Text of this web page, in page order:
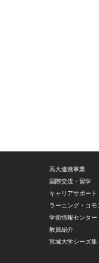
高大連携事業
国際交流・留学
キャリアサポート
ラーニング・コモ
学術情報センター
教員紹介
宮城大学シーズ集